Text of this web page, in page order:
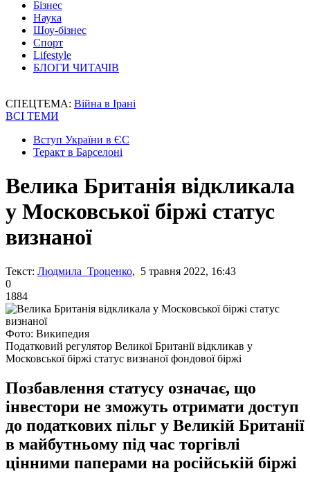
Бізнес
Наука
Шоу-бізнес
Спорт
Lifestyle
БЛОГИ ЧИТАЧІВ
СПЕЦТЕМА: Війна в Ірані
ВСІ ТЕМИ
Вступ України в ЄС
Теракт в Барселоні
Велика Британія відкликала
у Московської біржі статус
визнаної
Текст: Людмила Троценко, 5 травня 2022, 16:43
0
1884
Фото: Википедия
Податковий регулятор Великої Британії відкликав у
Московської біржі статус визнаної фондової біржі
Позбавлення статусу означає, що
інвестори не зможуть отримати доступ
до податкових пільг у Великій Британії
в майбутньому під час торгівлі
цінними паперами на російській біржі